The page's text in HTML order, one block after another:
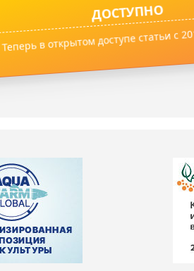
ДОСТУПНО
Теперь в открытом доступе статьи с